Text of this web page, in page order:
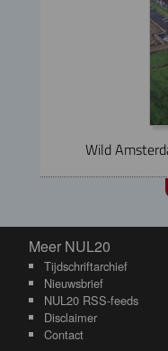
Wild
Meer NUL20
Meer NUL20
Tijdschriftarchief
Nieuwsbrief
NUL20 RSS-feeds
Disclaimer
Contact